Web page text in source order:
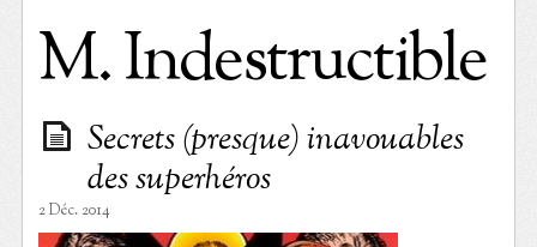
M. Indestructible
Secrets (presque) inavouables
des superhéros
2 Déc. 2014